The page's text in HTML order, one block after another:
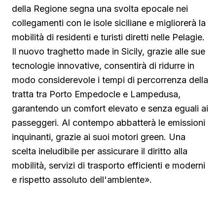
della Regione segna una svolta epocale nei
collegamenti con le isole siciliane e migliorerà la
mobilità di residenti e turisti diretti nelle Pelagie.
Il nuovo traghetto made in Sicily, grazie alle sue
tecnologie innovative, consentirà di ridurre in
modo considerevole i tempi di percorrenza della
tratta tra Porto Empedocle e Lampedusa,
garantendo un comfort elevato e senza eguali ai
passeggeri. Al contempo abbatterà le emissioni
inquinanti, grazie ai suoi motori green. Una
scelta ineludibile per assicurare il diritto alla
mobilità, servizi di trasporto efficienti e moderni
e rispetto assoluto dell'ambiente».